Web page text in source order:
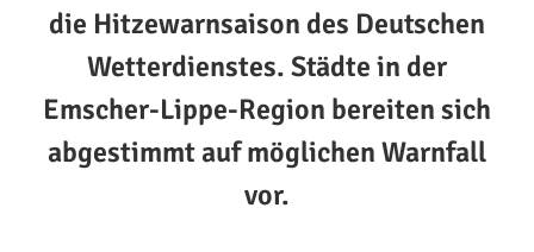
die Hitzewarnsaison des Deutschen
Wetterdienstes. Städte in der
Emscher-Lippe-Region bereiten sich
abgestimmt auf möglichen Warnfall
vor.